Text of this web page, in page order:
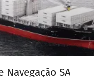
Navegação SA